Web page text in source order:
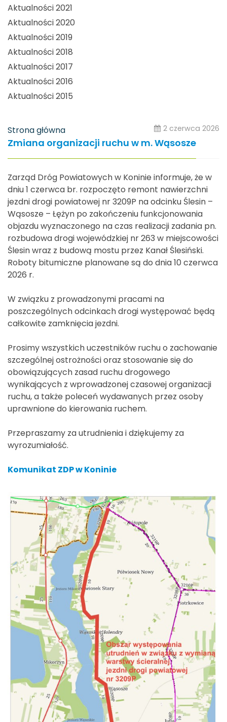
Aktualności 2021
Aktualności 2020
Aktualności 2019
Aktualności 2018
Aktualności 2017
Aktualności 2016
Aktualności 2015
Strona główna 2 czerwca 2026
Zmiana organizacji ruchu w m. Wąsosze
Zarząd Dróg Powiatowych w Koninie informuje, że w
dniu 1 czerwca br. rozpoczęto remont nawierzchni
jezdni drogi powiatowej nr 3209P na odcinku Ślesin –
Wąsosze – Łężyn po zakończeniu funkcjonowania
objazdu wyznaczonego na czas realizacji zadania pn.
rozbudowa drogi wojewódzkiej nr 263 w miejscowości
Ślesin wraz z budową mostu przez Kanał Ślesiński.
Roboty bitumiczne planowane są do dnia 10 czerwca
2026 r.
W związku z prowadzonymi pracami na
poszczególnych odcinkach drogi występować będą
całkowite zamknięcia jezdni.
Prosimy wszystkich uczestników ruchu o zachowanie
szczególnej ostrożności oraz stosowanie się do
obowiązujących zasad ruchu drogowego
wynikających z wprowadzonej czasowej organizacji
ruchu, a także poleceń wydawanych przez osoby
uprawnione do kierowania ruchem.
Przepraszamy za utrudnienia i dziękujemy za
wyrozumiałość.
Komunikat ZDP w Koninie